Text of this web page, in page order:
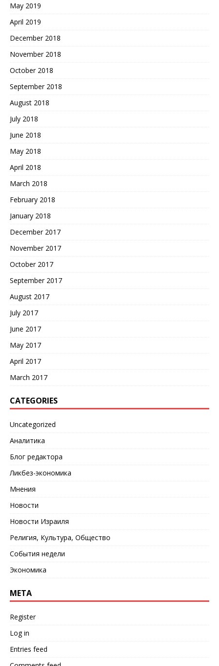
May 2019
April 2019
December 2018
November 2018
October 2018
September 2018
August 2018
July 2018
June 2018
May 2018
April 2018
March 2018
February 2018
January 2018
December 2017
November 2017
October 2017
September 2017
August 2017
July 2017
June 2017
May 2017
April 2017
March 2017
CATEGORIES
Uncategorized
Аналитика
Блог редактора
Ликбез-экономика
Мнения
Новости
Новости Израиля
Религия, Культура, Общество
События недели
Экономика
META
Register
Log in
Entries feed